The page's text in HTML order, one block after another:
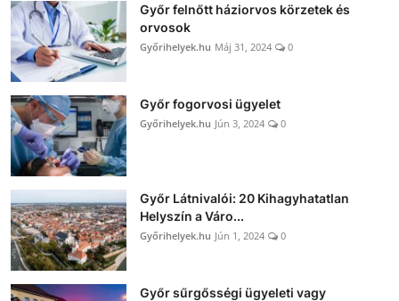
Győr felnőtt háziorvos körzetek és
orvosok
Győrihelyek.hu Máj 31, 2024 0
Győr fogorvosi ügyelet
Győrihelyek.hu Jún 3, 2024 0
Győr Látnivalói: 20 Kihagyhatatlan
Helyszín a Váro...
Győrihelyek.hu Jún 1, 2024 0
Győr sűrgősségi ügyeleti vagy